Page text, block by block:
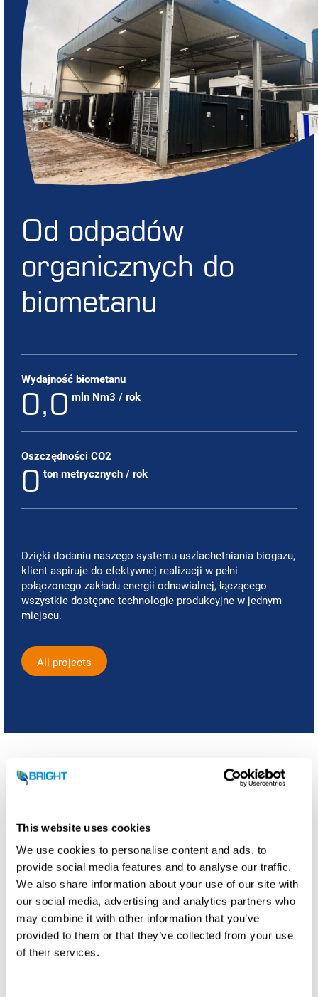
This website uses cookies
We use cookies to personalise content and ads, to
provide social media features and to analyse our traffic.
We also share information about your use of our site with
our social media, advertising and analytics partners who
may combine it with other information that you’ve
provided to them or that they’ve collected from your use
of their services.
Od odpadów
organicznych do
biometanu
Wydajność biometanu
0,0 mln Nm3 / rok
Oszczędności CO2
0 ton metrycznych / rok
Dzięki dodaniu naszego systemu uszlachetniania biogazu,
klient aspiruje do efektywnej realizacji w pełni
połączonego zakładu energii odnawialnej, łączącego
wszystkie dostępne technologie produkcyjne w jednym
miejscu.
All projects
Typ
Wydajność biogazu
Specyfikacje
PurePac Grand
1 800 Nm3/godz